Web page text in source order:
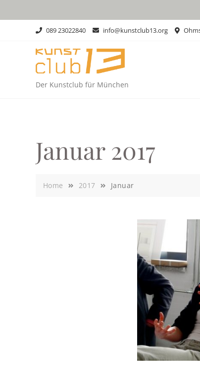
089 23022840 info@kunstclub13.org
Der Kunstclub für München
Januar 2017
Home 2017 Januar